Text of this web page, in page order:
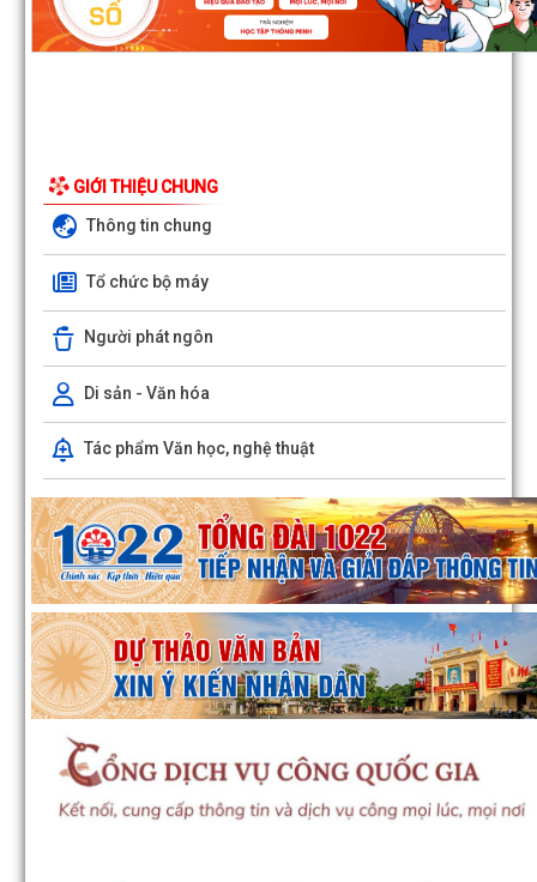
GIỚI THIỆU CHUNG
Thông tin chung
Tổ chức bộ máy
Người phát ngôn
Di sản - Văn hóa
Tác phẩm Văn học, nghệ thuật